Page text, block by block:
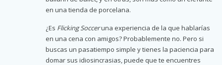
en una tienda de porcelana.
¿Es Flicking Socceruna experiencia de la que hablarías
en una cena con amigos? Probablemente no. Pero si
buscas un pasatiempo simple y tienes la paciencia para
domar sus idiosincrasias, puede que te encuentres